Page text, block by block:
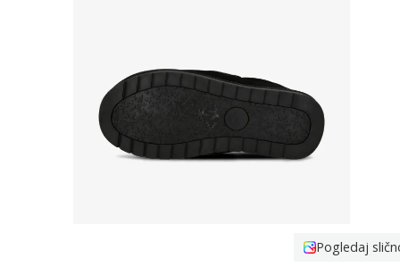
Pogledaj